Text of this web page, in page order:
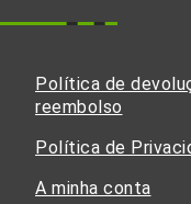
Política de
reembolso
Política de
A minha conta